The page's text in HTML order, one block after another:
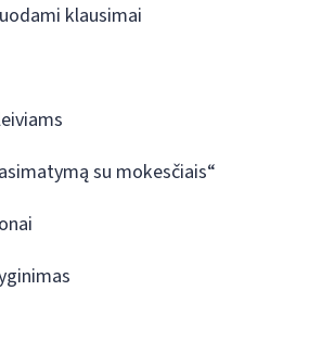
klausimai
su mokesčiais“